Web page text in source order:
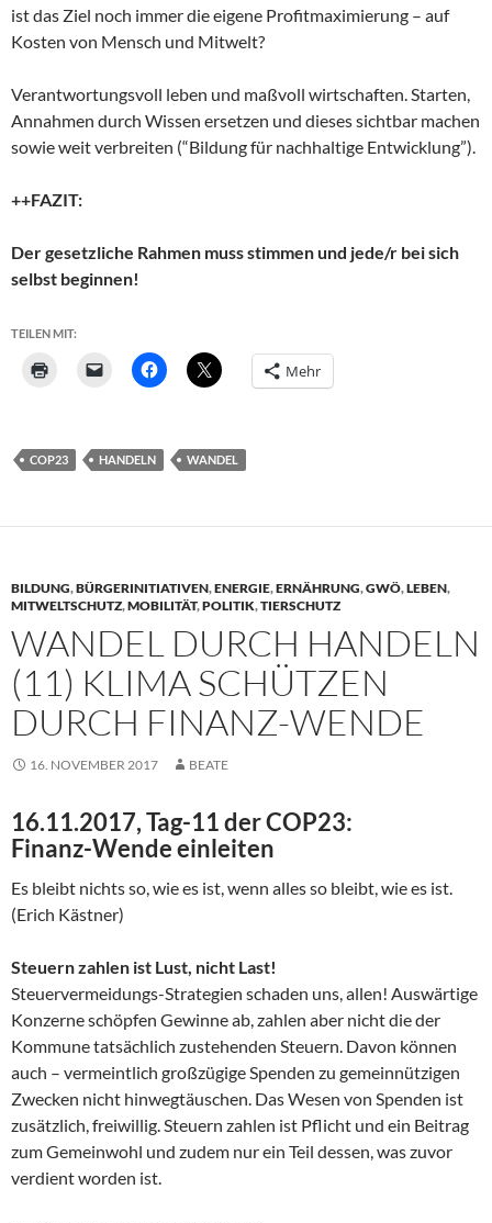
ist das Ziel noch immer die eigene Profitmaximierung – auf
Kosten von Mensch und Mitwelt?
Verantwortungsvoll leben und maßvoll wirtschaften. Starten,
Annahmen durch Wissen ersetzen und dieses sichtbar machen
sowie weit verbreiten (“Bildung für nachhaltige Entwicklung”).
++FAZIT:
Der gesetzliche Rahmen muss stimmen und jede/r bei sich
selbst beginnen!
TEILEN MIT:
Mehr
COP23 HANDELN WANDEL
BILDUNG,BÜRGERINITIATIVEN,ENERGIE,ERNÄHRUNG,GWÖ,LEBEN,
MITWELTSCHUTZ,MOBILITÄT,POLITIK,TIERSCHUTZ
WANDEL DURCH HANDELN
(11) KLIMA SCHÜTZEN
DURCH FINANZ-WENDE
16. NOVEMBER 2017 BEATE
16.11.2017, Tag-11 der COP23:
Finanz-Wende einleiten
Es bleibt nichts so, wie es ist, wenn alles so bleibt, wie es ist.
(Erich Kästner)
Steuern zahlen ist Lust, nicht Last!
Steuervermeidungs-Strategien schaden uns, allen! Auswärtige
Konzerne schöpfen Gewinne ab, zahlen aber nicht die der
Kommune tatsächlich zustehenden Steuern. Davon können
auch – vermeintlich großzügige Spenden zu gemeinnützigen
Zwecken nicht hinwegtäuschen. Das Wesen von Spenden ist
zusätzlich, freiwillig. Steuern zahlen ist Pflicht und ein Beitrag
zum Gemeinwohl und zudem nur ein Teil dessen, was zuvor
verdient worden ist.